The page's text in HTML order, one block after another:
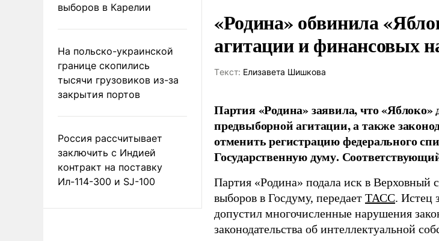
выборов в Карелии
На польско-украинской
границе скопились
тысячи грузовиков из-за
закрытия портов
Россия рассчитывает
заключить с Индией
контракт на поставку
Ил-114-300 и SJ-100
«Родина» обвинила
агитации и финансовых
Tекст: Елизавета Шишкова
Партия «Родина» заявила, что
предвыборной агитации, а также
отменить регистрацию федерального
Государственную думу.
Партия «Родина» подала иск в Верховный
выборов в Госдуму, передает ТАСС. Истец
допустил многочисленные нарушения
законодательства об интеллектуальной